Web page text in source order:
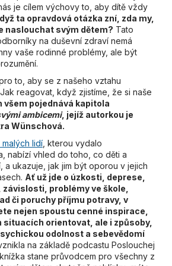
je cílem výchovy to, aby dítě vždy
ta opravdová otázka zní, zda my,
naslouchat svým dětem? Tato
na duševní zdraví nemá
vaše rodinné problémy, ale být
to, aby se z našeho vztahu
reagovat, když zjistíme, že si naše
všem pojednává kapitola
ambicemi, jejíž autorkou je
Wünschová.
lidí, kterou vydalo
nabízí vhled do toho, co děti a
a ukazuje, jak jim být oporou v jejich
Ať už jde o úzkosti, deprese,
závislosti, problémy ve škole,
či poruchy příjmu potravy, v
nejen spoustu cenné inspirace,
situacích orientovat, ale i způsoby,
odolnost a sebevědomí
na základě podcastu Poslouchej
stane průvodcem pro všechny z